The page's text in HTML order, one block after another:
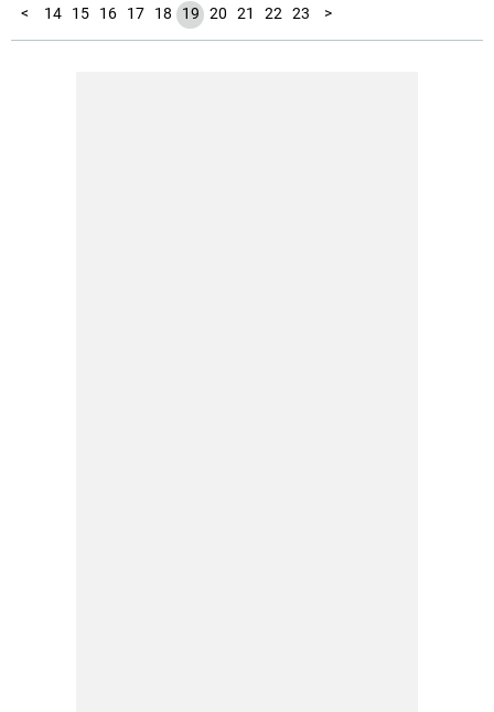
<
1
2
3
4
5
6
7
8
9
10
11
12
13 14 15 16 17 18 19 20 21 22 23
24
25
26 >